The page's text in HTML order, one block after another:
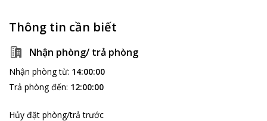
Thông tin cần biết
Nhận phòng/ trả phòng
Nhận phòng từ: 14:00:00
Trả phòng đến: 12:00:00
Hủy đặt phòng/trả trước